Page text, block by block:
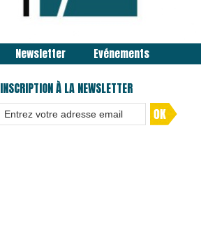
Newsletter Evénements
INSCRIPTION À LA NEWSLETTER